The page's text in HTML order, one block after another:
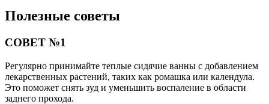
Полезные советы
СОВЕТ №1
Регулярно принимайте теплые сидячие ванны с добавлением
лекарственных растений, таких как ромашка или календула.
Это поможет снять зуд и уменьшить воспаление в области
заднего прохода.